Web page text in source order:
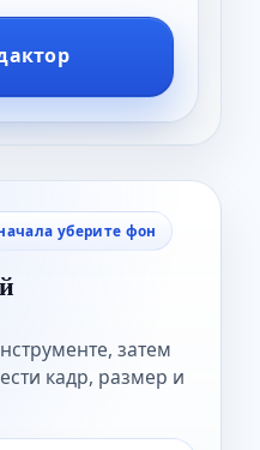
уберите фон
затем
кадр, размер и